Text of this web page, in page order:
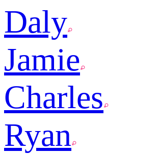
Daly
Jamie
Charles
Ryan